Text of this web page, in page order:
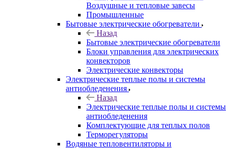
Воздушные и тепловые завесы
Промышленные
Бытовые электрические обогреватели
Назад
Бытовые электрические обогреватели
Блоки управления для электрических
конвекторов
Электрические конвекторы
Электрические теплые полы и системы
антиобледенения
Назад
Электрические теплые полы и системы
антиобледенения
Комплектующие для теплых полов
Терморегуляторы
Водяные тепловентиляторы и